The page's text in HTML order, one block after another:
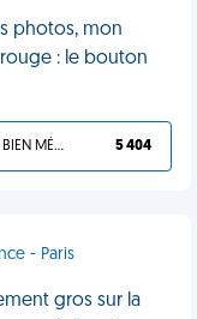
photos, mon
: le bouton
TU L'AS BIEN MÉRITÉ 5 404
- Paris
gros sur la